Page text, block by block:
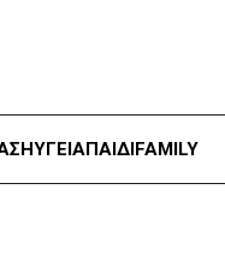
ΥΓΕΊΑΠΑΙΔΙFAMILY